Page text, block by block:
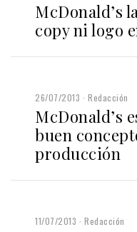
McDonald’s
copy ni logo
26/07/2013 Redacción
McDonald’s
buen
producción
11/07/2013 Redacción